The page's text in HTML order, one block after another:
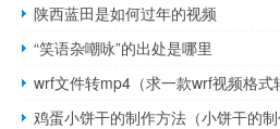
陕西蓝田是如何过年的视频
“笑语杂嘲咏”的出处是哪里
wrf文件转mp4（求一款wrf视频格式
鸡蛋小饼干的制作方法（小饼干的制